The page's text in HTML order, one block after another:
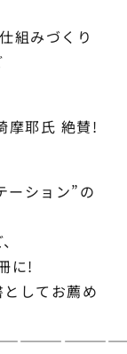
組みづくり
摩耶氏 絶賛!
ーション”の
に!
してお薦め